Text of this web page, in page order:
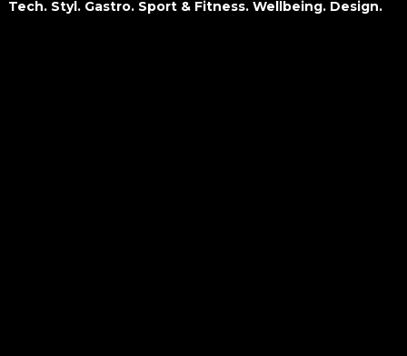
Tech. Styl. Gastro. Sport & Fitness. Wellbeing. Design.